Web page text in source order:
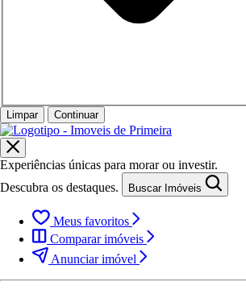
Limpar Continuar
Experiências únicas para morar ou investir.
Descubra os destaques.
Buscar Imóveis
Meus favoritos
Comparar imóveis
Anunciar imóvel